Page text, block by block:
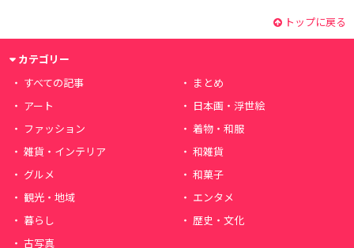
トップに戻る
カテゴリー
すべての記事
まとめ
アート
日本画・浮世絵
ファッション
着物・和服
雑貨・インテリア
和雑貨
グルメ
和菓子
観光・地域
エンタメ
暮らし
歴史・文化
古写真